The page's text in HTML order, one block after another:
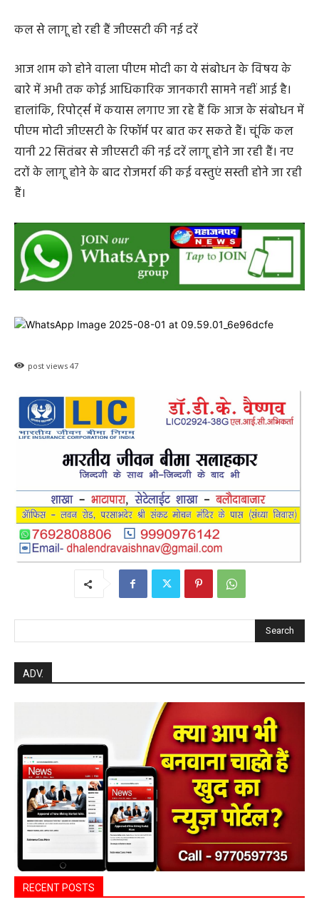
कल से लागू हो रही हैं जीएसटी की नई दरें
आज शाम को होने वाला पीएम मोदी का ये संबोधन के विषय के
बारे में अभी तक कोई आधिकारिक जानकारी सामने नहीं आई है।
हालांकि, रिपोर्ट्स में कयास लगाए जा रहे हैं कि आज के संबोधन में
पीएम मोदी जीएसटी के रिफॉर्म पर बात कर सकते हैं। चूंकि कल
यानी 22 सितंबर से जीएसटी की नई दरें लागू होने जा रही हैं। नए
दरों के लागू होने के बाद रोजमर्रा की कई वस्तुएं सस्ती होने जा रही
हैं।
post views 47
Search
ADV.
RECENT POSTS